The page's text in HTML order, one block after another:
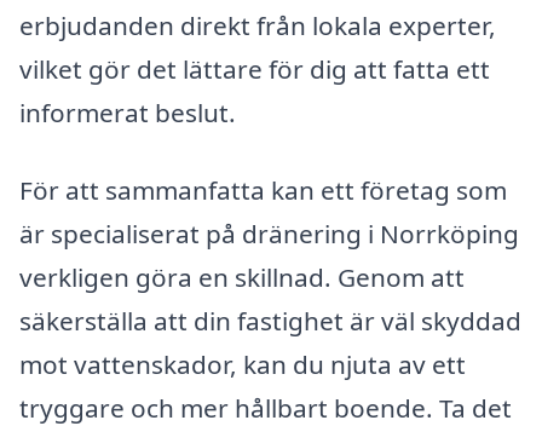
erbjudanden direkt från lokala experter,
vilket gör det lättare för dig att fatta ett
informerat beslut.
För att sammanfatta kan ett företag som
är specialiserat på dränering i Norrköping
verkligen göra en skillnad. Genom att
säkerställa att din fastighet är väl skyddad
mot vattenskador, kan du njuta av ett
tryggare och mer hållbart boende. Ta det